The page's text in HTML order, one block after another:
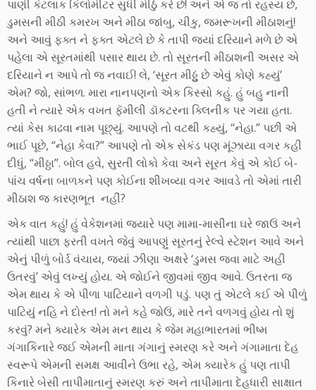
પાણી કેટલાક કિલોમીટર સુધી મીઠું કરે છે! અને એ જ તો રહસ્ય છે,
ડુમસની મીઠી કમરખ અને મીઠા જાંબુ, ચીકુ, જમરૂખની મીઠાશનું!
અને આવું ફક્ત ને ફક્ત એટલે છે કે તાપી જ્યાં દરિયાને મળે છે એ
પહેલા એ સૂરતમાંથી પસાર થાય છે. તો સૂરતની મીઠાશની અસર એ
દરિયાને ન આપે તો જ નવાઈ! લે, ‘સૂરત મીઠ્ઠું છે એવું કોણે કહ્યું’
એમ? જો, સાંભળ. મારા નાનપણનો એક કિસ્સો કહું. હું બહુ નાની
હતી ને ત્યારે એક વખત ફૅમીલી ડૉકટરના ક્લિનીક પર ગયા હતા.
ત્યાં કેસ કાઢવા નામ પૂછ્યું. આપણે તો વટથી કહ્યું, “નેહા.” પછી એ
ભાઈ પૂછે, “નેહા કેવા?” આપણે તો એક સેકંડ પણ મૂંઝાયા વગર કહી
દીધું, “મીઠ્ઠા”. બોલ હવે, સુરતી લોકો કેવા અને સૂરત કેવું એ કોઈ બે-
પાંચ વર્ષના બાળકને પણ કોઈના શીખવ્યા વગર આવડે તો એમાં તારી
મીઠાશ જ કારણભૂત નહીં?
એક વાત કહું! હું વેકેશનમાં જ્યારે પણ મામા-માસીના ઘરે જાઉં અને
ત્યાંથી પાછા ફરતી વખતે જેવું આપણું સૂરતનું રેલ્વે સ્ટેશન આવે અને
એનું પીળું બોર્ડ વંચાય, જ્યાં ઝીણા અક્ષરે ‘ડુમસ જવા માટે અહી
ઉતરવું’ એવું લખ્યું હોય. એ જોઈને જીવમાં જીવ આવે. ઉતરતા જ
એમ થાય કે એ પીળા પાટિયાને વળગી પડું. પણ તું એટલે કઈ એ પીળું
પાટિયું નહિ ને દોસ્ત! તો મને કહે જોઉં, મારે તને વળગવું હોય તો શું
કરવું? મને ક્યારેક એમ મન થાય કે જેમ મહાભારતમાં ભીષ્મ
ગંગાકિનારે જઈ એમની માતા ગંગાનું સ્મરણ કરે અને ગંગામાતા દેહ
સ્વરૂપે એમની સમક્ષ આવીને ઉભા રહે, એમ ક્યારેક હું પણ તાપી
કિનારે બેસી તાપીમાતાનું સ્મરણ કરું અને તાપીમાતા દેહધારી સાક્ષાત